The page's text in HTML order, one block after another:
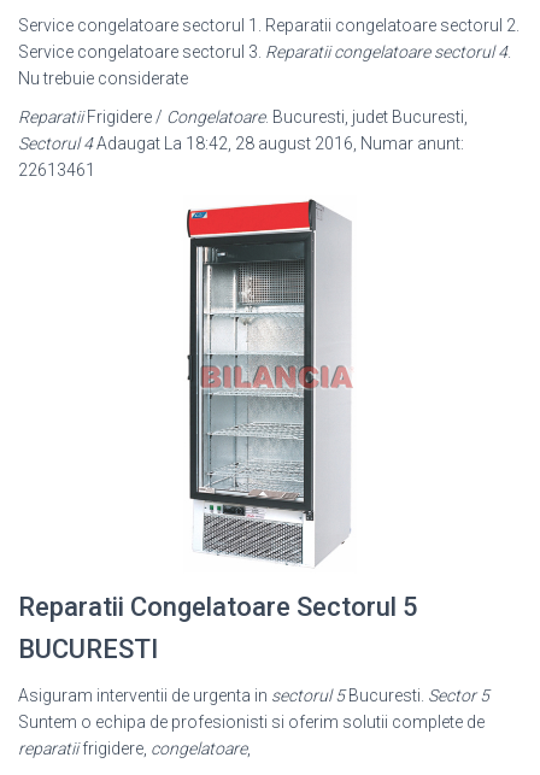
Service congelatoare sectorul 1. Reparatii congelatoare sectorul 2.
Service congelatoare sectorul 3. Reparatii congelatoare sectorul 4.
Nu trebuie considerate
ReparatiiFrigidere / Congelatoare. Bucuresti, judet Bucuresti,
Sectorul 4Adaugat La 18:42, 28 august 2016, Numar anunt:
22613461
Reparatii Congelatoare Sectorul 5
BUCURESTI
Asiguram interventii de urgenta in sectorul 5Bucuresti. Sector 5
Suntem o echipa de profesionisti si oferim solutii complete de
reparatiifrigidere, congelatoare,